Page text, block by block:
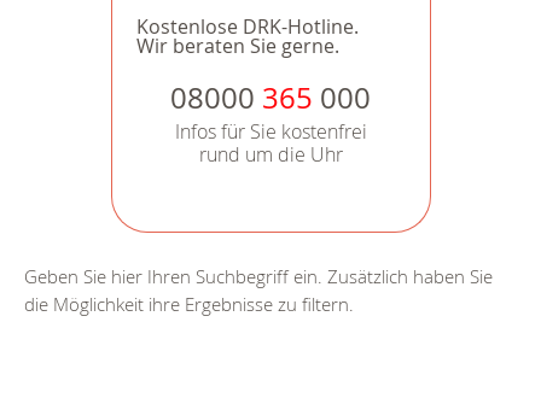
Kostenlose DRK-Hotline.
Wir beraten Sie gerne.
08000 365 000
Infos für Sie kostenfrei
rund um die Uhr
Geben Sie hier Ihren Suchbegriff ein. Zusätzlich haben Sie
die Möglichkeit ihre Ergebnisse zu filtern.